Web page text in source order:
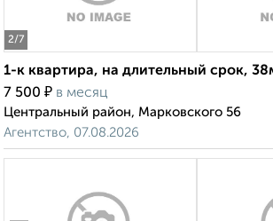
2/7
1-к квартира, на длительный срок,
7 500 ₽ в месяц
Центральный район, Марковского 56
Агентство, 07.08.2026